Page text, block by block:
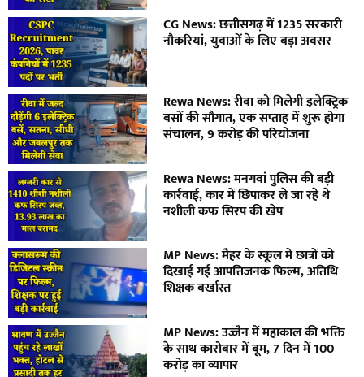
CG News: छत्तीसगढ़ में 1235 सरकारी
नौकरियां, युवाओं के लिए बड़ा अवसर
Rewa News: रीवा को मिलेगी इलेक्ट्रिक
बसों की सौगात, एक सप्ताह में शुरू होगा
संचालन, 9 करोड़ की परियोजना
Rewa News: मनगवां पुलिस की बड़ी
कार्रवाई, कार में छिपाकर ले जा रहे थे
नशीली कफ सिरप की खेप
MP News: मैहर के स्कूल में छात्रों को
दिखाई गई आपत्तिजनक फिल्म, अतिथि
शिक्षक बर्खास्त
MP News: उज्जैन में महाकाल की भक्ति
के साथ कारोबार में बूम, 7 दिन में 100
करोड़ का व्यापार